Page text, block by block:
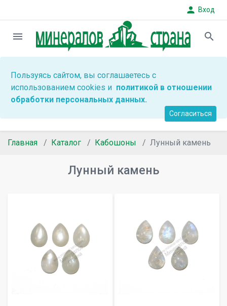
person Вход
menu search
Пользуясь сайтом, вы соглашаетесь с
использованием cookies и политикой в отношении
обработки персональных данных.
Согласиться
Главная Каталог Кабошоны Лунный камень
Лунный камень